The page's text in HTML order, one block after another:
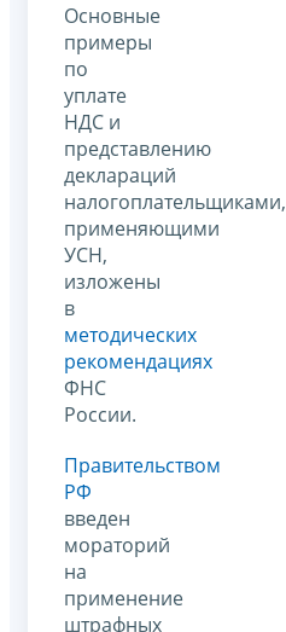
Основные
примеры
по
уплате
НДС и
представлению
деклараций
налогоплательщиками,
применяющими
УСН,
изложены
в
методических
рекомендациях
ФНС
России.
Правительством
РФ
введен
мораторий
на
применение
штрафных